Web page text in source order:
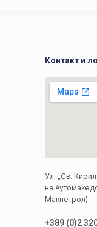
Контакт и
Ул. „Св.
на
Макпетрол)
+389 (0)2